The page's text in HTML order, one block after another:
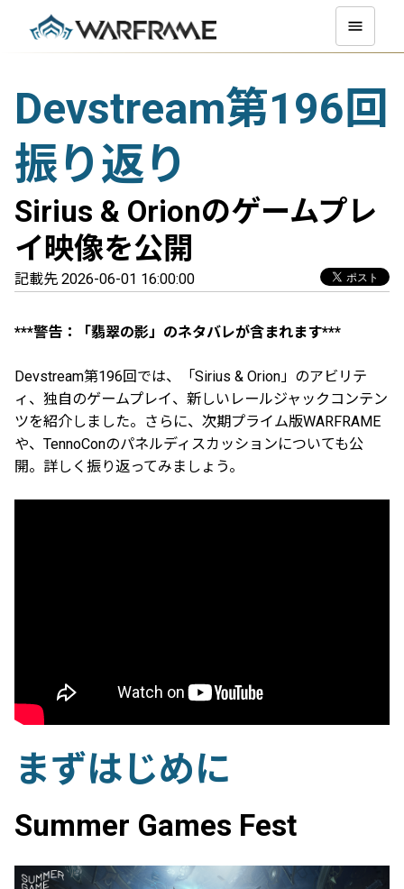
Devstream第196回
振り返り
Sirius & Orionのゲームプレ
イ映像を公開
記載先 2026-06-01 16:00:00
***警告：「翡翠の影」のネタバレが含まれます***
Devstream第196回では、「Sirius & Orion」のアビリテ
ィ、独自のゲームプレイ、新しいレールジャックコンテン
ツを紹介しました。さらに、次期プライム版WARFRAME
や、TennoConのパネルディスカッションについても公
開。詳しく振り返ってみましょう。
まずはじめに
Summer Games Fest